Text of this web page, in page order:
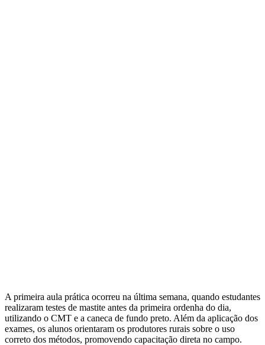
A primeira aula prática ocorreu na última semana, quando estudantes
realizaram testes de mastite antes da primeira ordenha do dia,
utilizando o CMT e a caneca de fundo preto. Além da aplicação dos
exames, os alunos orientaram os produtores rurais sobre o uso
correto dos métodos, promovendo capacitação direta no campo.